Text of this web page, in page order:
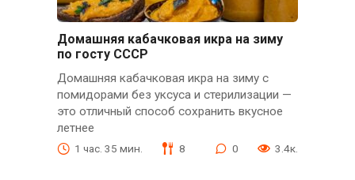
Домашняя кабачковая икра на зиму
по госту СССР
Домашняя кабачковая икра на зиму с
помидорами без уксуса и стерилизации —
это отличный способ сохранить вкусное
летнее
1 час. 35 мин. 8 0 3.4к.